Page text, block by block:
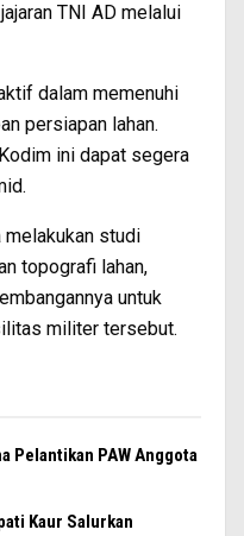
TNI AD melalui
dalam memenuhi
persiapan lahan.
ini dapat segera
melakukan studi
topografi lahan,
untuk
militer tersebut.
Pelantikan PAW Anggota
Kaur Salurkan